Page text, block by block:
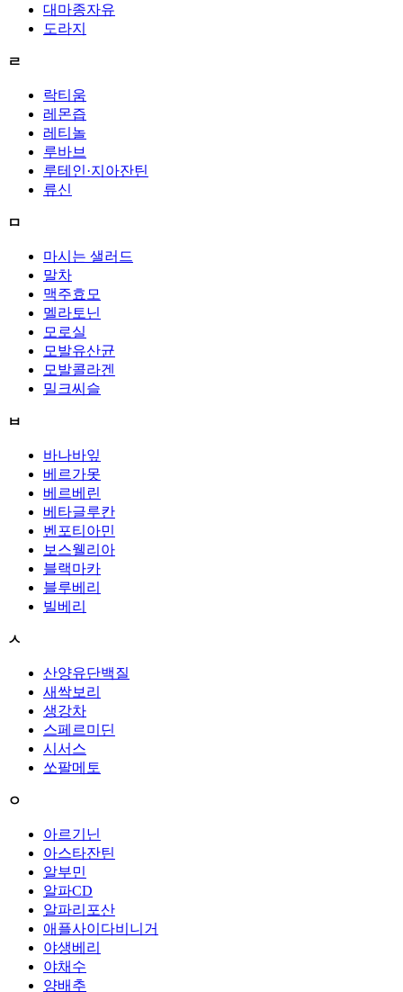
대마종자유
도라지
ㄹ
락티움
레몬즙
레티놀
루바브
루테인·지아잔틴
류신
ㅁ
마시는 샐러드
말차
맥주효모
멜라토닌
모로실
모발유산균
모발콜라겐
밀크씨슬
ㅂ
바나바잎
베르가못
베르베린
베타글루칸
벤포티아민
보스웰리아
블랙마카
블루베리
빌베리
ㅅ
산양유단백질
새싹보리
생강차
스페르미딘
시서스
쏘팔메토
ㅇ
아르기닌
아스타잔틴
알부민
알파CD
알파리포산
애플사이다비니거
야생베리
야채수
양배추